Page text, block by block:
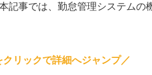
記事では、勤怠管理システムの
クリックで詳細へジャンプ／